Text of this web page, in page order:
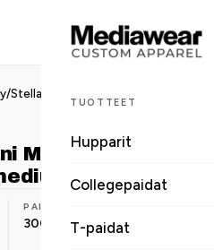
TUOTTEET
Hupparit
Collegepaidat
T-paidat
Mover 2.0 lasten
fit, 300 g
PAINO
300 g/m² Luomupuuvilla